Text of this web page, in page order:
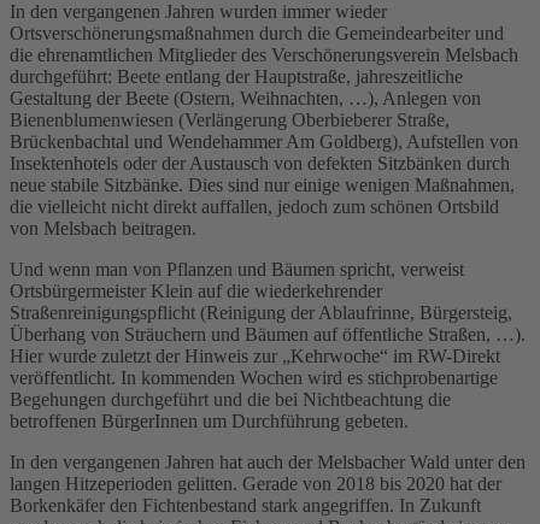
In den vergangenen Jahren wurden immer wieder
Ortsverschönerungsmaßnahmen durch die Gemeindearbeiter und
die ehrenamtlichen Mitglieder des Verschönerungsverein Melsbach
durchgeführt: Beete entlang der Hauptstraße, jahreszeitliche
Gestaltung der Beete (Ostern, Weihnachten, …), Anlegen von
Bienenblumenwiesen (Verlängerung Oberbieberer Straße,
Brückenbachtal und Wendehammer Am Goldberg), Aufstellen von
Insektenhotels oder der Austausch von defekten Sitzbänken durch
neue stabile Sitzbänke. Dies sind nur einige wenigen Maßnahmen,
die vielleicht nicht direkt auffallen, jedoch zum schönen Ortsbild
von Melsbach beitragen.
Und wenn man von Pflanzen und Bäumen spricht, verweist
Ortsbürgermeister Klein auf die wiederkehrender
Straßenreinigungspflicht (Reinigung der Ablaufrinne, Bürgersteig,
Überhang von Sträuchern und Bäumen auf öffentliche Straßen, …).
Hier wurde zuletzt der Hinweis zur „Kehrwoche“ im RW-Direkt
veröffentlicht. In kommenden Wochen wird es stichprobenartige
Begehungen durchgeführt und die bei Nichtbeachtung die
betroffenen BürgerInnen um Durchführung gebeten.
In den vergangenen Jahren hat auch der Melsbacher Wald unter den
langen Hitzeperioden gelitten. Gerade von 2018 bis 2020 hat der
Borkenkäfer den Fichtenbestand stark angegriffen. In Zukunft